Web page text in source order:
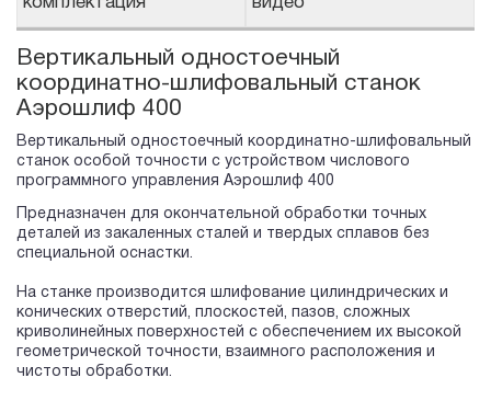
Вертикальный одностоечный
координатно-шлифовальный станок
Аэрошлиф 400
Вертикальный одностоечный координатно-шлифовальный
станок особой точности с устройством числового
программного управления Аэрошлиф 400
Предназначен для окончательной обработки точных
деталей из закаленных сталей и твердых сплавов без
специальной оснастки.
На станке производится шлифование цилиндрических и
конических отверстий, плоскостей, пазов, сложных
криволинейных поверхностей с обеспечением их высокой
геометрической точности, взаимного расположения и
чистоты обработки.